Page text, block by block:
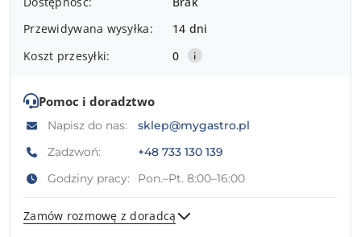
dostawa
Przewidywana wysyłka:
14 dni
Koszt przesyłki:
0
Pomoc i doradztwo
Napisz do nas:
sklep@mygastro.pl
Zadzwoń:
+48 733 130 139
Godziny pracy:
Pon.–Pt. 8:00–16:00
Zamów rozmowę z doradcą